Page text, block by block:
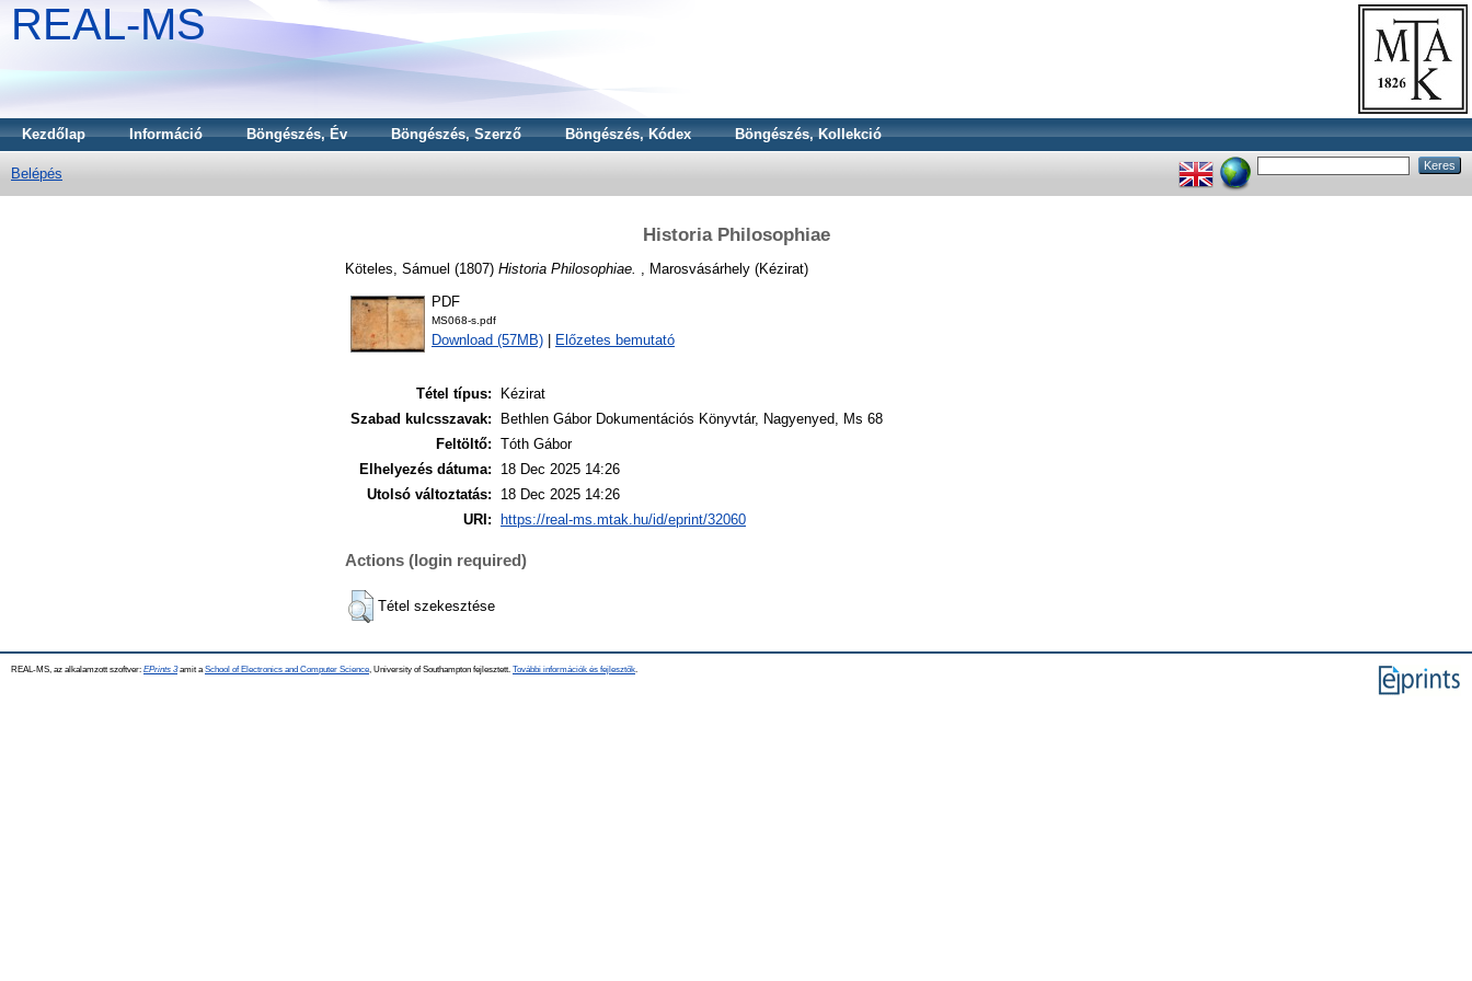
REAL-MS
Kezdőlap Információ Böngészés, Év Böngészés, Szerző Böngészés, Kódex Böngészés, Kollekció
Belépés
Historia Philosophiae
Köteles, Sámuel (1807) Historia Philosophiae. , Marosvásárhely (Kézirat)
PDF
MS068-s.pdf
Download (57MB) Előzetes bemutató
Tétel típus:
Kézirat
Szabad kulcsszavak:
Bethlen Gábor Dokumentációs Könyvtár, Nagyenyed, Ms 68
Feltöltő: Tóth Gábor
Elhelyezés dátuma:
18 Dec 2025 14:26
Utolsó változtatás:
18 Dec 2025 14:26
URI:
https://real-ms.mtak.hu/id/eprint/32060
Actions (login required)
Tétel szekesztése
REAL-MS, az alkalamzott szoftver: EPrints 3amit a School of Electronics and Computer Science , University of Southampton fejlesztett. További információk és fejlesztők